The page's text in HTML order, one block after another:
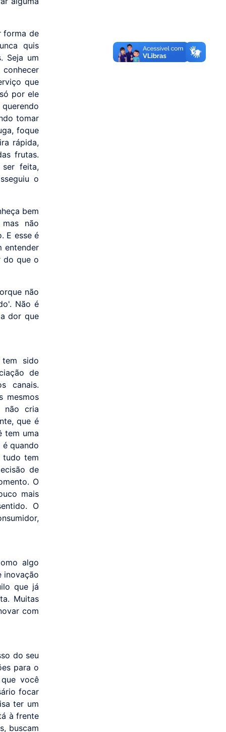
forma de
quis
Seja um
que
por ele
tomar
foque
rápida,
frutas.
ser feita,
o
bem
não
E esse é
entender
do que o
não
Não é
dor que
sido
de
canais.
mesmos
não cria
que é
tem uma
quando
tudo tem
de
O
mais
O
algo
inovação
que já
Muitas
com
do seu
para o
você
focar
ter um
à frente
buscam